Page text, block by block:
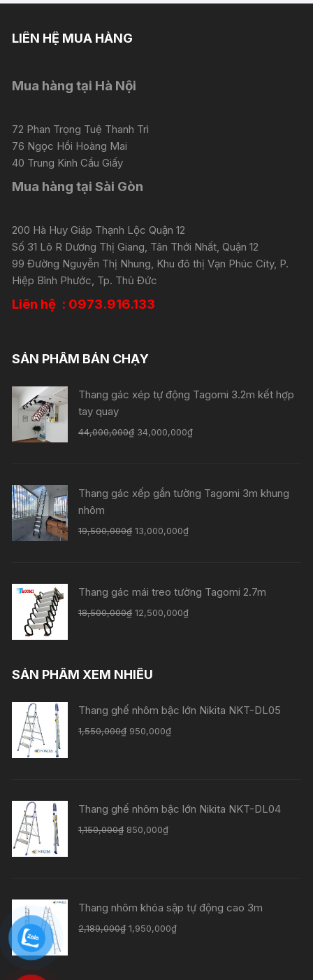
LIÊN HỆ MUA HÀNG
Mua hàng tại Hà Nội
72 Phan Trọng Tuệ Thanh Trì
76 Ngọc Hồi Hoàng Mai
40 Trung Kinh Cầu Giấy
Mua hàng tại Sài Gòn
200 Hà Huy Giáp Thạnh Lộc Quận 12
Số 31 Lô R Dương Thị Giang, Tân Thới Nhất, Quận 12
99 Đường Nguyễn Thị Nhung, Khu đô thị Vạn Phúc City, P.
Hiệp Bình Phước, Tp. Thủ Đức
Liên hệ : 0973.916.133
SẢN PHẨM BÁN CHẠY
Thang gác xép tự động Tagomi 3.2m kết hợp
tay quay
44,000,000₫ 34,000,000₫
Thang gác xếp gắn tường Tagomi 3m khung
nhôm
19,500,000₫ 13,000,000₫
Thang gác mái treo tường Tagomi 2.7m
18,500,000₫ 12,500,000₫
SẢN PHẨM XEM NHIỀU
Thang ghế nhôm bậc lớn Nikita NKT-DL05
1,550,000₫ 950,000₫
Thang ghế nhôm bậc lớn Nikita NKT-DL04
1,150,000₫ 850,000₫
Thang nhôm khóa sập tự động cao 3m
2,189,000₫ 1,950,000₫